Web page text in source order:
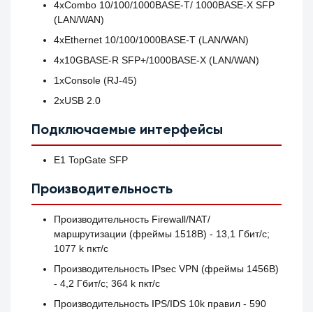
4хCombo 10/100/1000BASE-T/ 1000BASE-X SFP
(LAN/WAN)
4хEthernet 10/100/1000BASE-T (LAN/WAN)
4х10GBASE-R SFP+/1000BASE-X (LAN/WAN)
1xConsole (RJ-45)
2хUSB 2.0
Подключаемые интерфейсы
E1 TopGate SFP
Производительность
Производительность Firewall/NAT/
маршрутизации (фреймы 1518B) - 13,1 Гбит/c;
1077 k пкт/с
Производительность IPsec VPN (фреймы 1456B)
- 4,2 Гбит/c; 364 k пкт/с
Производительность IPS/IDS 10k правил - 590